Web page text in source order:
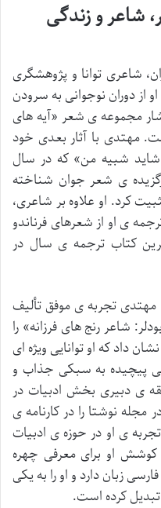
شاعر و زندگی
متولد ۱۳۶۱ در تهران، شاعری توانا و پژوهشگری
از دوران نوجوانی به سرودن
و از سال ۱۳۸۱ با انتشار مجموعه ی شعر «آیه های
مهتدی با آثار بعدی خود
شبیه من» که در سال
یکی از ۱۶ کتاب برگزیده ی شعر جوان شناخته
کرد. او علاوه بر شاعری،
ی او از شعرهای فرناندو
عنوان بهترین کتاب ترجمه ی سال در
تجربه ی موفق تألیف
شاعر رنج های فرزانه» را
داد که او توانایی ویژه ای
پیچیده به سبکی جذاب و
ی دبیری بخش ادبیات در
مجله نوشتا را در کارنامه ی
ی او در حوزه ی ادبیات
او برای معرفی چهره
زبان دارد و او را به یکی
تبدیل کرده است.